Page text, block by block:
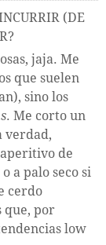
(DE
jaja. Me
que suelen
sino los
. Me corto un
verdad,
de
a palo seco si
cerdo
que, por
low